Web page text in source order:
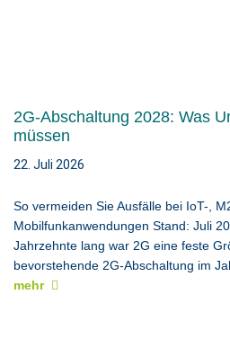
2G-Abschaltung 2028: Was
müssen
22. Juli 2026
So vermeiden Sie Ausfälle bei IoT-,
Mobilfunkanwendungen Stand: Juli
Jahrzehnte lang war 2G eine feste
bevorstehende 2G-Abschaltung im
mehr